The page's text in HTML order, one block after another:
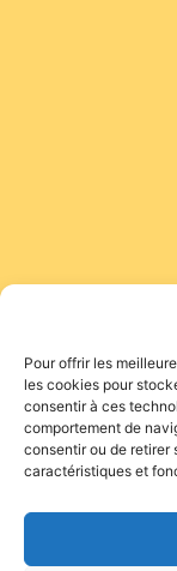
Pour offrir les
les cookies pour
consentir à ces
comportement de
consentir ou de retirer
caractéristiques et